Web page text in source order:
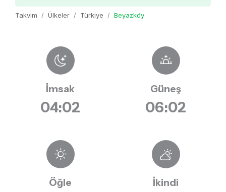
Takvim Ülkeler Türkiye Beyazköy
İmsak
04:02
Güneş
06:02
Öğle İkindi